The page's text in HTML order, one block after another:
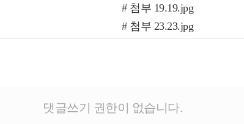
# 첨부 19.19.jpg
# 첨부 23.23.jpg
# 첨부 43.43.jpg
댓글쓰기 권한이 없습니다.